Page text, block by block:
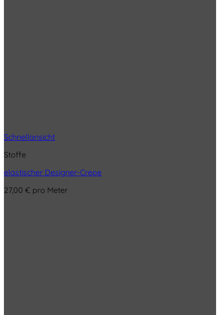
Schnellansicht
Stoffe
elastischer Designer-Crepe
27,00 € pro Meter